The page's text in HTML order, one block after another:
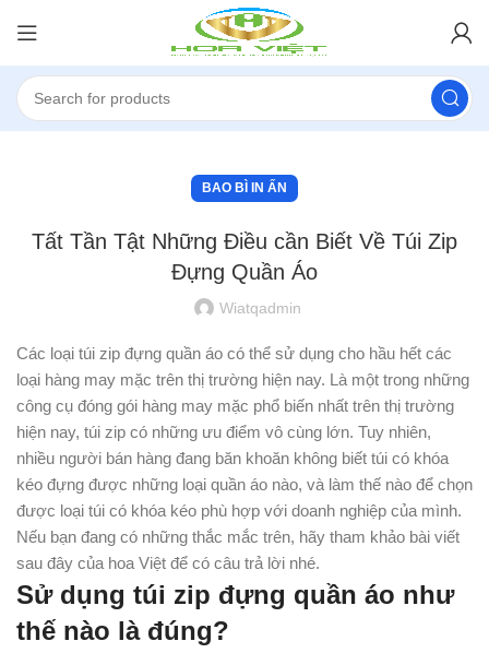
BAO BÌ IN ẤN
Tất Tần Tật Những Điều cần Biết Về Túi Zip
Đựng Quần Áo
Wiatqadmin
Các loại túi zip đựng quần áo có thể sử dụng cho hầu hết các
loại hàng may mặc trên thị trường hiện nay. Là một trong những
công cụ đóng gói hàng may mặc phổ biến nhất trên thị trường
hiện nay, túi zip có những ưu điểm vô cùng lớn. Tuy nhiên,
nhiều người bán hàng đang băn khoăn không biết túi có khóa
kéo đựng được những loại quần áo nào, và làm thế nào để chọn
được loại túi có khóa kéo phù hợp với doanh nghiệp của mình.
Nếu bạn đang có những thắc mắc trên, hãy tham khảo bài viết
sau đây của hoa Việt để có câu trả lời nhé.
Sử dụng túi zip đựng quần áo như
thế nào là đúng?